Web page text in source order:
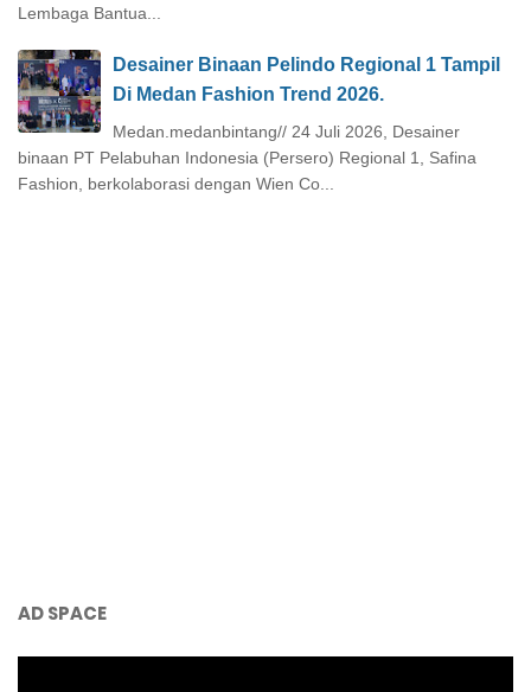
Lembaga Bantua...
Desainer Binaan Pelindo Regional 1 Tampil
Di Medan Fashion Trend 2026.
Medan.medanbintang// 24 Juli 2026, Desainer
binaan PT Pelabuhan Indonesia (Persero) Regional 1, Safina
Fashion, berkolaborasi dengan Wien Co...
AD SPACE